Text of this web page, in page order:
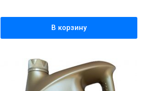
В корзину